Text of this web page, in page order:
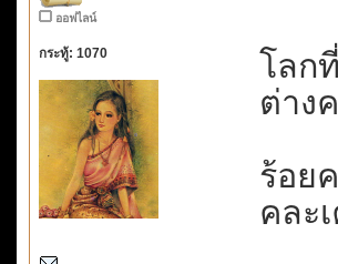
ออฟไลน์
กระทู้: 1070
โลก
ต่าง
ร้อย
คละ